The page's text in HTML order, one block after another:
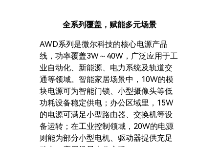
全系列覆盖，赋能多元场景
AWD系列是微尔科技的核心电源产品
线，功率覆盖3W～40W，广泛应用于工
业自动化、新能源、电力系统及轨道交
通等领域。智能家居场景中，10W的模
块电源可为智能门锁、小型摄像头等低
功耗设备稳定供电；办公区域里，15W
的电源可满足小型路由器、交换机等设
备运转；在工业控制领域，20W的电源
则能为部分小型电机、驱动器提供充足